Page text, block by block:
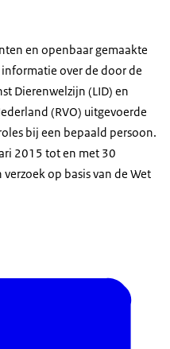
en openbaar gemaakte
over de door de
Dierenwelzijn (LID) en
(RVO) uitgevoerde
bij een bepaald persoon.
2015 tot en met 30
op basis van de Wet